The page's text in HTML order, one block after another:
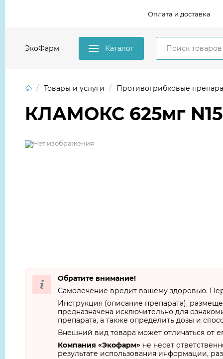
Оплата и доставка
ЭкоФарм Каталог
Товары и услуги Противогрибковые
КЛАМОКС 625мг N15
Обратите внимание!
Самолечение вредит вашему здоровью.
Инструкция (описание препарата),
предназначена исключительно для
препарата, а также определить дозы и
Внешний вид товара может отличаться от
Компания «Экофарм» не несет
результате использования информации,